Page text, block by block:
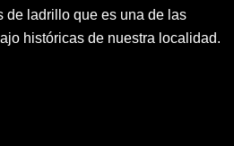
de ladrillo que es una de las
históricas de nuestra localidad.